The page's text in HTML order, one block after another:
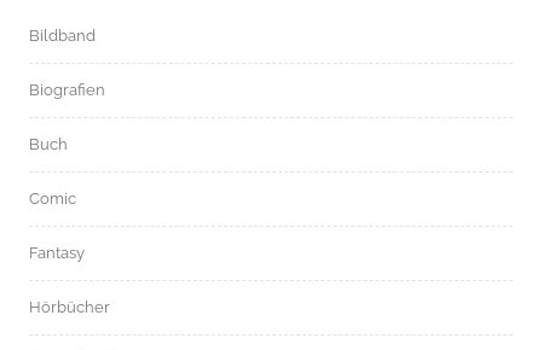
Bildband
Biografien
Buch
Comic
Fantasy
Hörbücher